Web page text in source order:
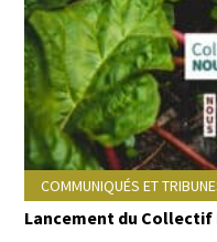
COMMUNIQUÉS ET
Lancement du